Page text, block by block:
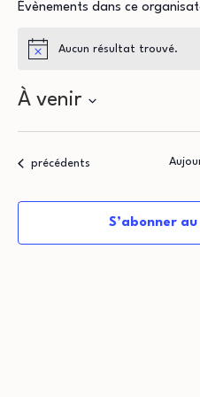
Évènements dans ce
Notice
Aucun résultat trouvé.
À venir
Sélectionnez
Évènements
précédents
S’abonner